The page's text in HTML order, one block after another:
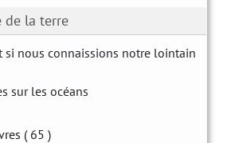
de la terre
si nous connaissions notre lointain
sur les océans
( 65 )